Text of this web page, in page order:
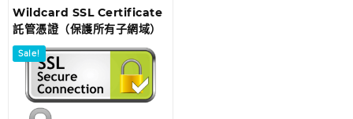
Wildcard SSL Certificate
託管憑證（保護所有子網域）
Sale!